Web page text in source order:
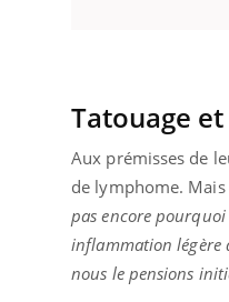
Tatouage
Aux prémisses de
de lymphome. Mais
pas encore pourquoi
inflammation légère
nous le pensions
Insuline & Charge